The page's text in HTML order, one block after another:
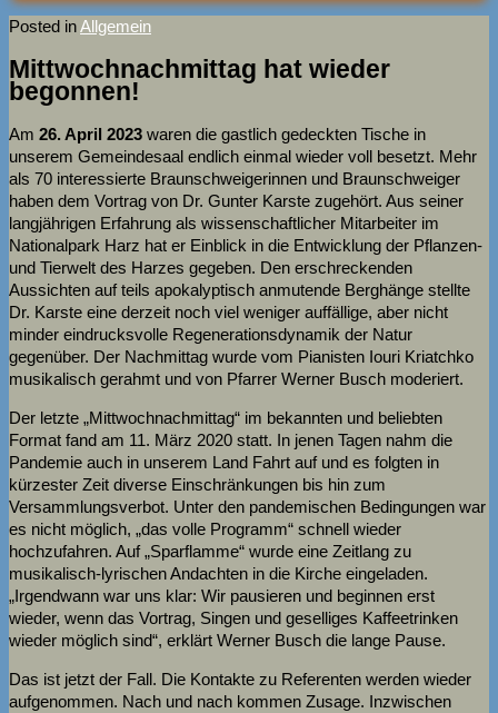
Posted inAllgemein
Mittwochnachmittag hat wieder
begonnen!
Am 26. April 2023 waren die gastlich gedeckten Tische in
unserem Gemeindesaal endlich einmal wieder voll besetzt. Mehr
als 70 interessierte Braunschweigerinnen und Braunschweiger
haben dem Vortrag von Dr. Gunter Karste zugehört. Aus seiner
langjährigen Erfahrung als wissenschaftlicher Mitarbeiter im
Nationalpark Harz hat er Einblick in die Entwicklung der Pflanzen-
und Tierwelt des Harzes gegeben. Den erschreckenden
Aussichten auf teils apokalyptisch anmutende Berghänge stellte
Dr. Karste eine derzeit noch viel weniger auffällige, aber nicht
minder eindrucksvolle Regenerationsdynamik der Natur
gegenüber. Der Nachmittag wurde vom Pianisten Iouri Kriatchko
musikalisch gerahmt und von Pfarrer Werner Busch moderiert.
Der letzte „Mittwochnachmittag“ im bekannten und beliebten
Format fand am 11. März 2020 statt. In jenen Tagen nahm die
Pandemie auch in unserem Land Fahrt auf und es folgten in
kürzester Zeit diverse Einschränkungen bis hin zum
Versammlungsverbot. Unter den pandemischen Bedingungen war
es nicht möglich, „das volle Programm“ schnell wieder
hochzufahren. Auf „Sparflamme“ wurde eine Zeitlang zu
musikalisch-lyrischen Andachten in die Kirche eingeladen.
„Irgendwann war uns klar: Wir pausieren und beginnen erst
wieder, wenn das Vortrag, Singen und geselliges Kaffeetrinken
wieder möglich sind“, erklärt Werner Busch die lange Pause.
Das ist jetzt der Fall. Die Kontakte zu Referenten werden wieder
aufgenommen. Nach und nach kommen Zusage. Inzwischen